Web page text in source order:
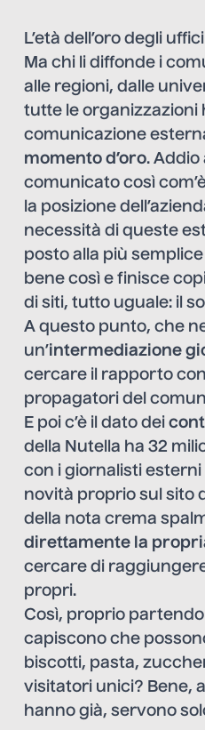
L’età dell’oro degli
Ma chi li diffonde i
alle regioni, dalle
tutte le organizzazioni
comunicazione
momento d’oro. Addio
comunicato così
la posizione
necessità di queste
posto alla più semplice
bene così e finisce
di siti, tutto uguale: il
A questo punto, che
un’intermediazione
cercare il rapporto
propagatori del
E poi c’è il dato dei
della Nutella ha 32
con i giornalisti
novità proprio sul sito
della nota crema
direttamente la
cercare di
propri.
Così, proprio
capiscono che
biscotti, pasta,
visitatori unici? Bene,
hanno già, servono